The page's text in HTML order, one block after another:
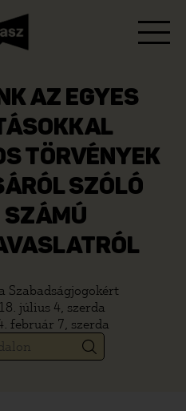
AZ EGYES
TÖRVÉNYEK
SZÓLÓ
Szabadságjogokért
július 4, szerda
február 7, szerda